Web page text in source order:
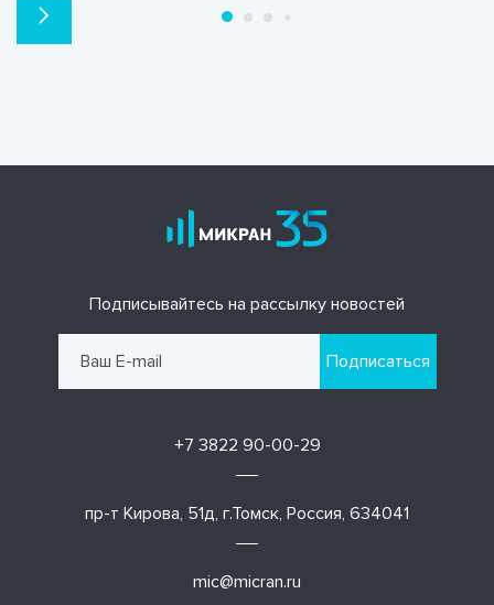
Подписывайтесь на рассылку новостей
Подписаться
+7 3822 90-00-29
mic@micran.ru
пр-т Кирова, 51д, г.Томск, Россия, 634041